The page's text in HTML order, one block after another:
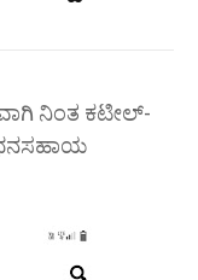
ನಿಂತ ಕಟೀಲ್-
ಧನಸಹಾಯ